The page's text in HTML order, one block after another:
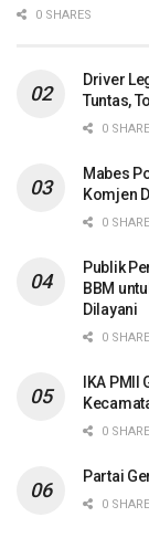
0 SHARES
Driver
Tuntas,
0
Mabes
Komjen
0
Publik
BBM
Dilayani
0
IKA
0
Partai
0